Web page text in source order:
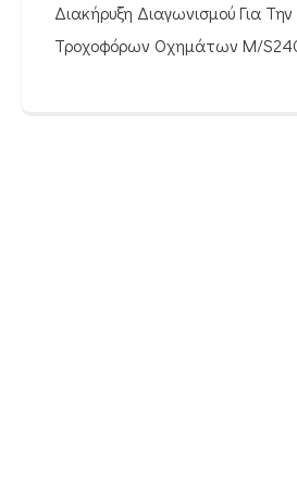
Διακήρυξη Διαγωνισμού Για
Τροχοφόρων Οχημάτων M/